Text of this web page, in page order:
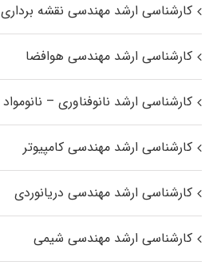
کارشناسی ارشد مهندسی نقشه برداری
کارشناسی ارشد مهندسی هوافضا
کارشناسی ارشد نانوفناوری – نانومواد
کارشناسی ارشد مهندسی کامپیوتر
کارشناسی ارشد مهندسی دریانوردی
کارشناسی ارشد مهندسی شیمی